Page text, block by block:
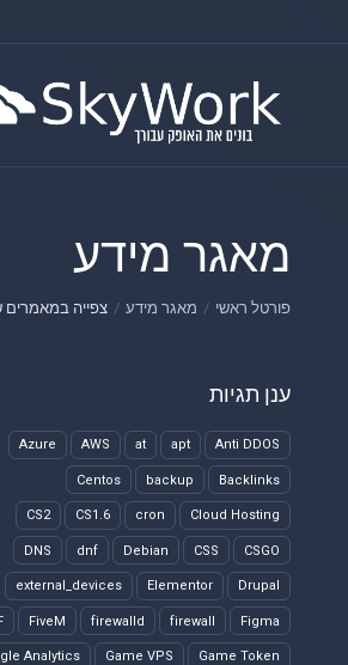
מאגר מידע
פורטל ראשי מאגר מידע צפייה במאמרים
ענן תגיות
Anti DDOS
apt
at
AWS
Azure
Backlinks
backup
Centos
Cloud Hosting
cron
CS1.6
CS2
CSGO
CSS
Debian
dnf
DNS
Drupal
Elementor
external_devices
Figma
firewall
firewalld
FiveM
Game Token
Game VPS
Analytics